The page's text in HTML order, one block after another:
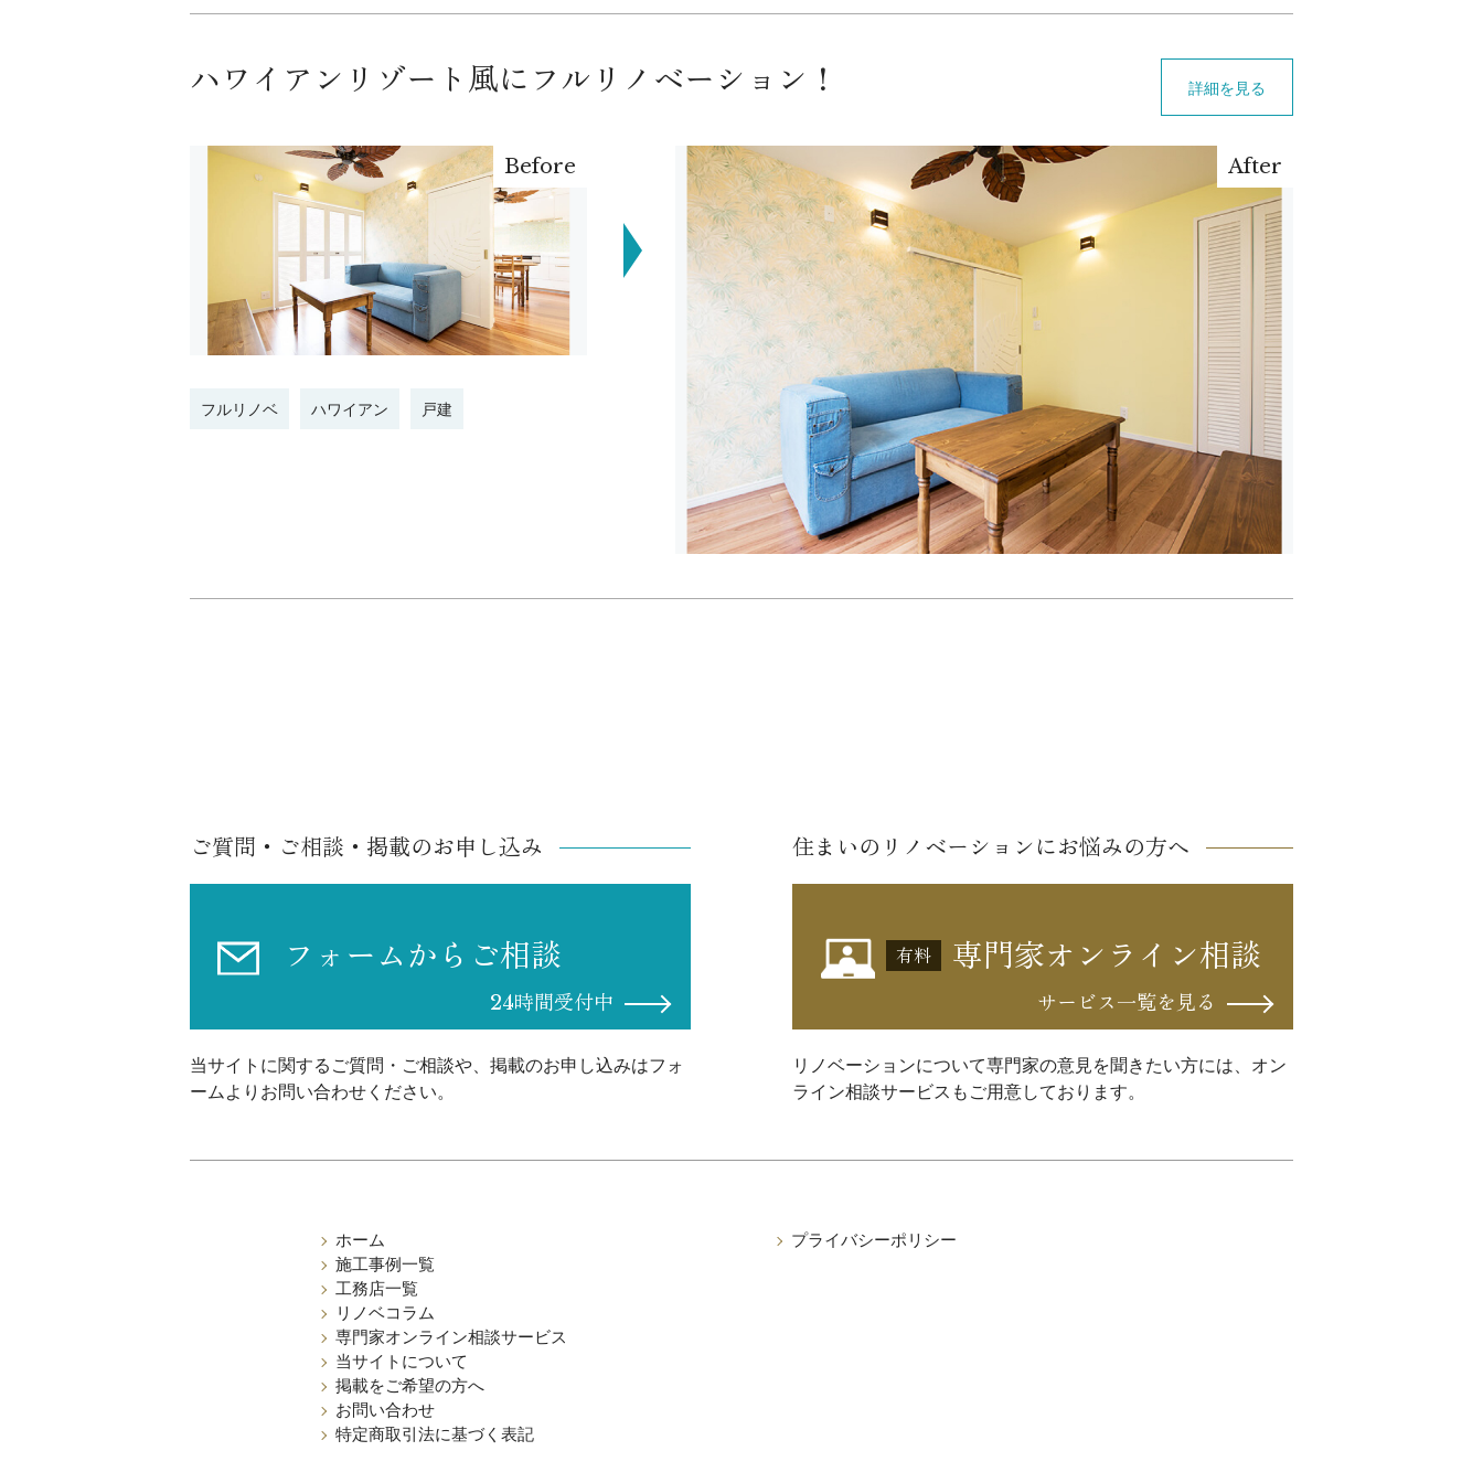
ハワイアンリゾート風にフルリノベーション！
フルリノベ ハワイアン 戸建
詳細を見る
ご質問・ご相談・掲載のお申し込み
フォームからご相談
24時間受付中
当サイトに関するご質問・ご相談や、掲載のお申し込みはフォ
ームよりお問い合わせください。
住まいのリノベーションにお悩みの方へ
有料 専門家オンライン相談
サービス一覧を見る
リノベーションについて専門家の意見を聞きたい方には、オン
ライン相談サービスもご用意しております。
ホーム
施工事例一覧
工務店一覧
リノベコラム
専門家オンライン相談サービス
当サイトについて
掲載をご希望の方へ
お問い合わせ
特定商取引法に基づく表記
プライバシーポリシー